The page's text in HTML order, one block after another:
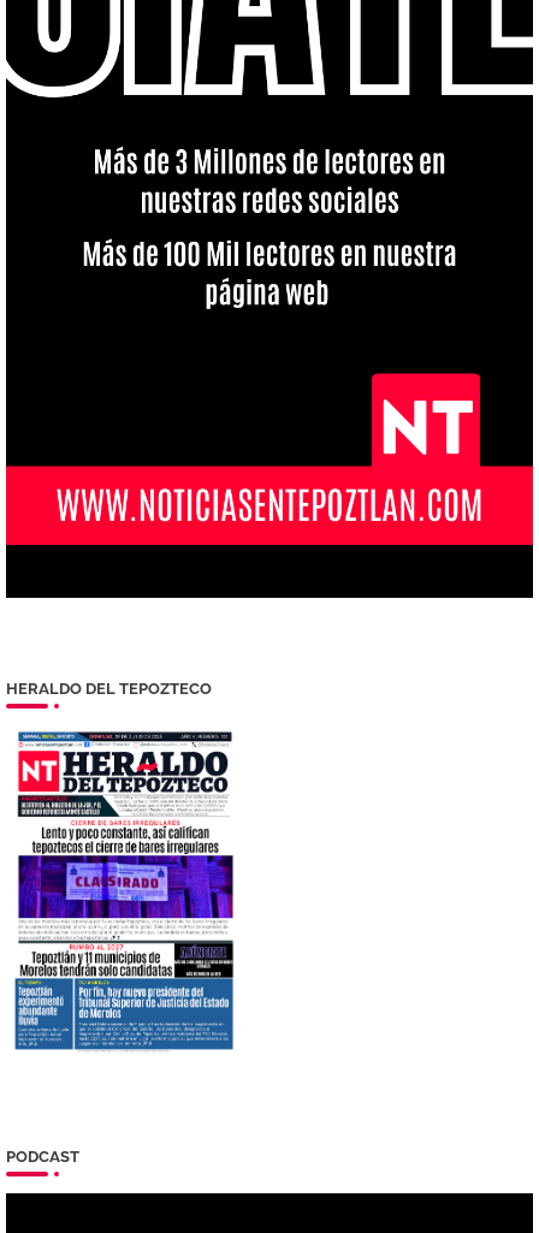
HERALDO DEL TEPOZTECO
PODCAST